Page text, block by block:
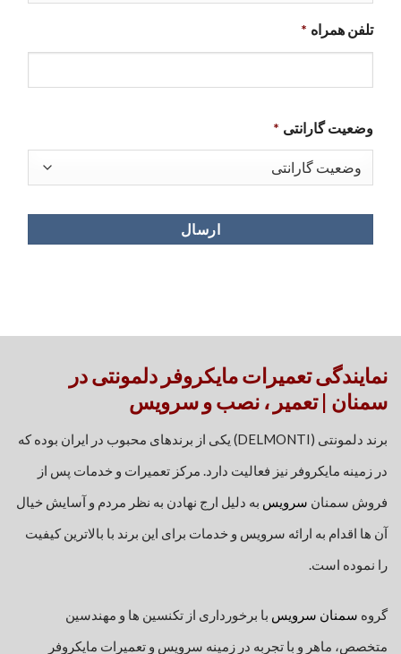
تلفن همراه *
وضعیت گارانتی *
نمایندگی تعمیرات مایکروفر دلمونتی در
سمنان | تعمیر ، نصب و سرویس
برند دلمونتی (DELMONTI) یکی از برندهای محبوب در ایران بوده که
در زمینه مایکروفر نیز فعالیت دارد. مرکز تعمیرات و خدمات پس از
فروش سمنان سرویس به دلیل ارج نهادن به نظر مردم و آسایش خیال
آن ها اقدام به ارائه سرویس و خدمات برای این برند با بالاترین کیفیت
را نموده است.
گروه سمنان سرویس با برخورداری از تکنسین ها و مهندسین
متخصص، ماهر و با تجربه در زمینه سرویس و تعمیرات مایکروفر